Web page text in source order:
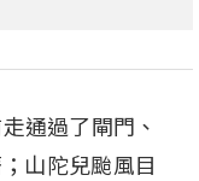
通過了閘門、
山陀兒颱風目